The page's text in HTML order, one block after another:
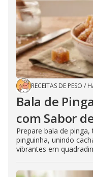
RECEITAS DE PESO /
Bala de
com Sabor
Prepare bala de
pinguinha, unindo
vibrantes em